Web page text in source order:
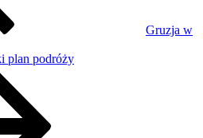
Gruzja w
plan podróży